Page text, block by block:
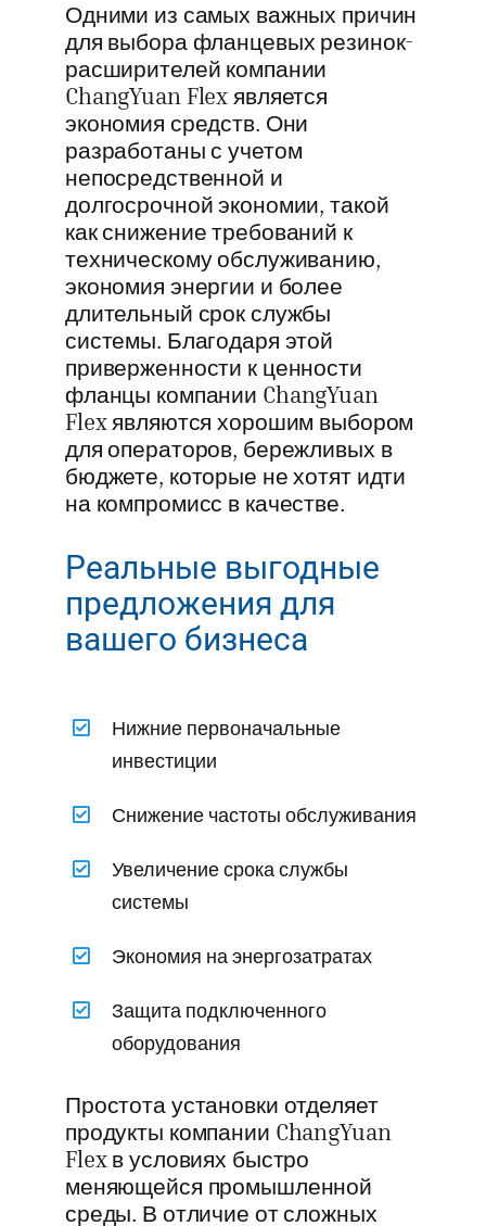
Одними из самых важных причин
для выбора фланцевых резинок-
расширителей компании
ChangYuan Flex является
экономия средств. Они
разработаны с учетом
непосредственной и
долгосрочной экономии, такой
как снижение требований к
техническому обслуживанию,
экономия энергии и более
длительный срок службы
системы. Благодаря этой
приверженности к ценности
фланцы компании ChangYuan
Flex являются хорошим выбором
для операторов, бережливых в
бюджете, которые не хотят идти
на компромисс в качестве.
Реальные выгодные
предложения для
вашего бизнеса
Нижние первоначальные
инвестиции
Снижение частоты обслуживания
Увеличение срока службы
системы
Экономия на энергозатратах
Защита подключенного
оборудования
Простота установки отделяет
продукты компании ChangYuan
Flex в условиях быстро
меняющейся промышленной
среды. В отличие от сложных